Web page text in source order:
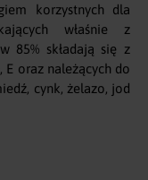
korzystnych dla
właśnie z
85% składają się z
E oraz należących do
cynk, żelazo, jod